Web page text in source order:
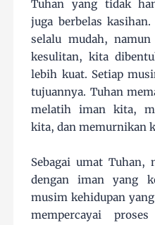
Tuhan yang tidak
juga berbelas
selalu mudah,
kesulitan, kita
lebih kuat. Setiap
tujuannya. Tuhan
melatih iman kita,
kita, dan memurnikan
Sebagai umat
dengan iman yang
musim kehidupan
mempercayai